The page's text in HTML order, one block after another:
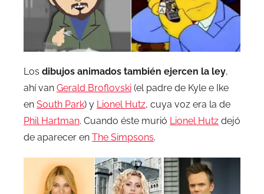
Los dibujos animados también ejercen la ley,
ahí van Gerald Broflovski (el padre de Kyle e Ike
en South Park) y Lionel Hutz, cuya voz era la de
Phil Hartman. Cuando éste murió Lionel Hutz dejó
de aparecer en The Simpsons.